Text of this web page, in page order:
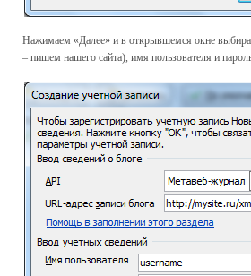
Нажимаем «Далее» и в открывшемся окне
– пишем нашего сайта), имя пользователя и